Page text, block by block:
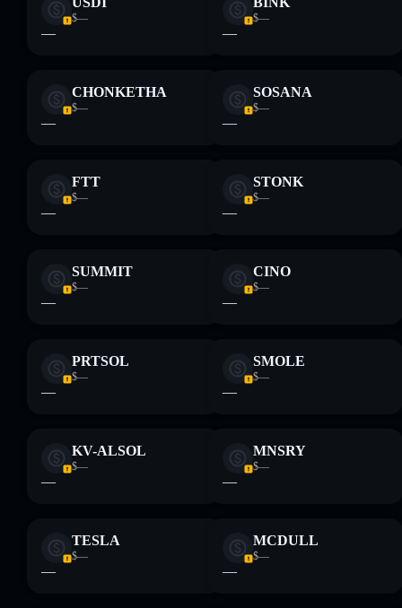
Finanzberatung dar. Recherchiere stets eigenständig. Daten
bereitgestellt von rugcheck.xyz.
$—
—
$—
—
CHONKETHA
$—
—
SOSANA
$—
—
FTT
$—
—
STONK
$—
—
SUMMIT
$—
—
CINO
$—
—
PRTSOL
$—
—
SMOLE
$—
—
KV-ALSOL
$—
—
MNSRY
$—
—
TESLA
$—
—
MCDULL
$—
—